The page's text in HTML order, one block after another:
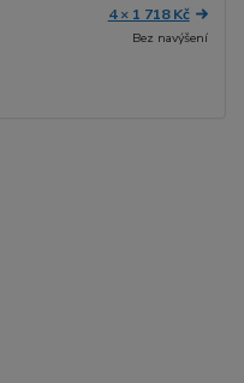
4 × 1 718 Kč
Bez navýšení